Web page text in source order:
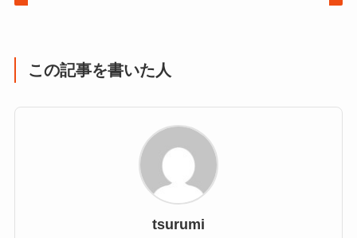
この記事を書いた人
tsurumi